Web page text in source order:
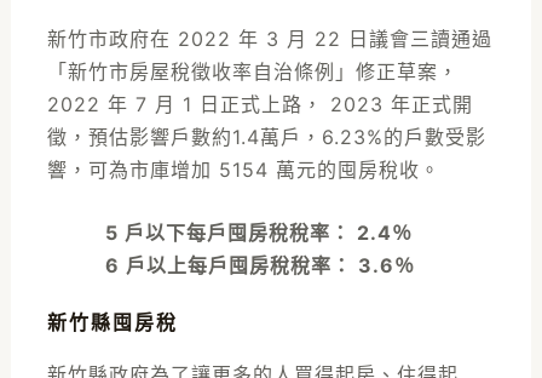
新竹市政府在 2022 年 3 月 22 日議會三讀通過
「新竹市房屋稅徵收率自治條例」修正草案，
2022 年 7 月 1 日正式上路， 2023 年正式開
徵，預估影響戶數約1.4萬戶，6.23%的戶數受影
響，可為市庫增加 5154 萬元的囤房稅收。
5 戶以下每戶囤房稅稅率： 2.4％
6 戶以上每戶囤房稅稅率： 3.6％
新竹縣囤房稅